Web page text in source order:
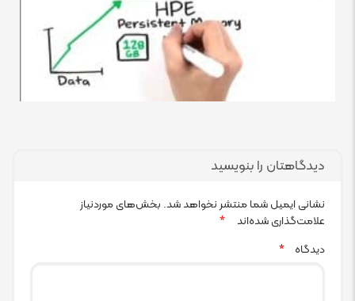
دیدگاهتان را بنویسید
نشانی ایمیل شما منتشر نخواهد شد. بخش‌های موردنیاز
علامت‌گذاری شده‌اند
*
دیدگاه
*